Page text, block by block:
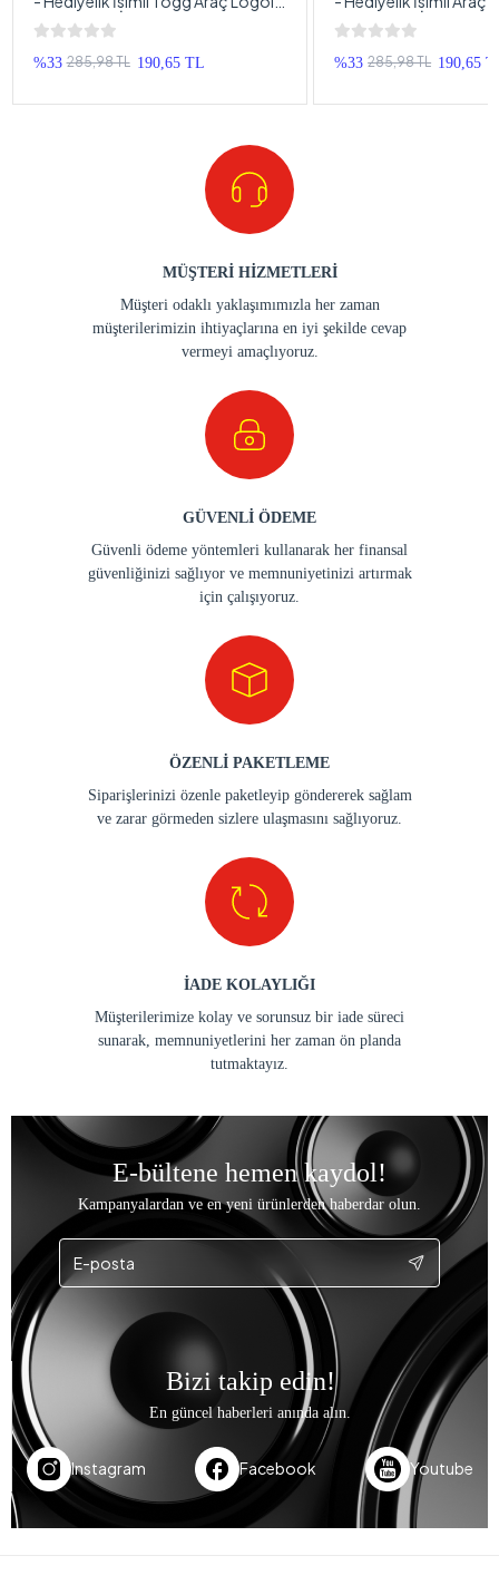
Anahtarlık - İsimli Araba Anahtarlığı
%33 285,98 TL 190,65 TL
Anahtarlık - İsimli
Anahtarlığı
%33 285,98 TL 190,65
MÜŞTERİ HİZMETLERİ
Müşteri odaklı yaklaşımımızla her zaman
müşterilerimizin ihtiyaçlarına en iyi şekilde cevap
vermeyi amaçlıyoruz.
GÜVENLİ ÖDEME
Güvenli ödeme yöntemleri kullanarak her finansal
güvenliğinizi sağlıyor ve memnuniyetinizi artırmak
için çalışıyoruz.
ÖZENLİ PAKETLEME
Siparişlerinizi özenle paketleyip göndererek sağlam
ve zarar görmeden sizlere ulaşmasını sağlıyoruz.
İADE KOLAYLIĞI
Müşterilerimize kolay ve sorunsuz bir iade süreci
sunarak, memnuniyetlerini her zaman ön planda
tutmaktayız.
E-bültene hemen kaydol!
Kampanyalardan ve en yeni ürünlerden haberdar olun.
Bizi takip edin!
En güncel haberleri anında alın.
Instagram Facebook Youtube